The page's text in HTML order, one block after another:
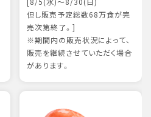
但し販売予定総数68万食が完
売次第終了。]
※期間内の販売状況によって、
販売を継続させていただく場合
があります。